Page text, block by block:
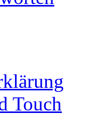
Touch